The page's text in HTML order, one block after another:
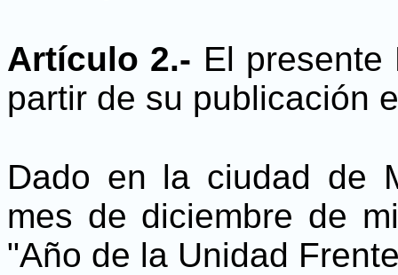
Artículo 2.- El presente
partir de su publicación
Dado en la ciudad de
mes de diciembre de
"Año de la Unidad